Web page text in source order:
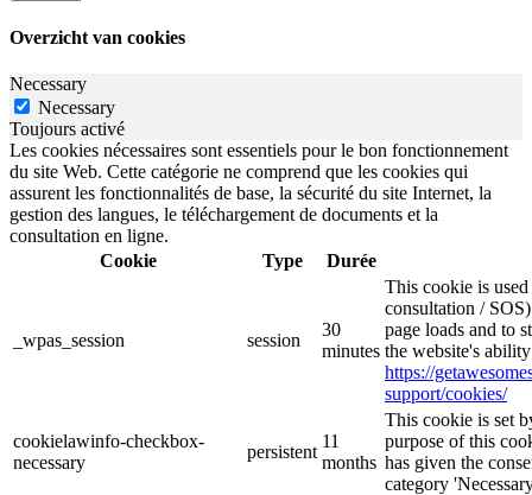
Overzicht van cookies
Necessary
Necessary
Toujours activé
Les cookies nécessaires sont essentiels pour le bon fonctionnement
du site Web. Cette catégorie ne comprend que les cookies qui
assurent les fonctionnalités de base, la sécurité du site Internet, la
gestion des langues, le téléchargement de documents et la
consultation en ligne.
Cookie
Type Durée
_wpas_session session
30
minutes
This cookie is
consultation /
page loads and to
the website's
https://
support/cookies/
cookielawinfo-checkbox-
necessary
persistent
11
months
This cookie is set
purpose of this
has given the
category